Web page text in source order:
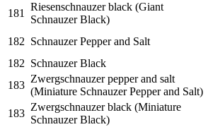
181
Riesenschnauzer black (Giant
Schnauzer Black)
182 Schnauzer Pepper and Salt
182 Schnauzer Black
183
Zwergschnauzer pepper and salt
(Miniature Schnauzer Pepper and Salt)
183
Zwergschnauzer black (Miniature
Schnauzer Black)